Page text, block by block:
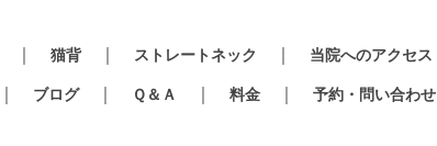
猫背 ストレートネック 当院へのアクセス
ブログ Ｑ＆Ａ 料金 予約・問い合わせ